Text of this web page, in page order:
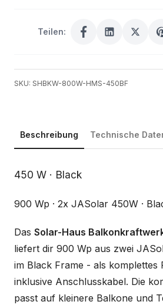
Teilen:
SKU: SHBKW-800W-HMS-450BF
Beschreibung Technische
Beschreibung
450 W · Black
900 Wp · 2x JASolar 450W ·
Das Solar-Haus
liefert dir 900 Wp aus zwei
im Black Frame - als komplettes
inklusive Anschlusskabel. Die
passt auf kleinere Balkone und